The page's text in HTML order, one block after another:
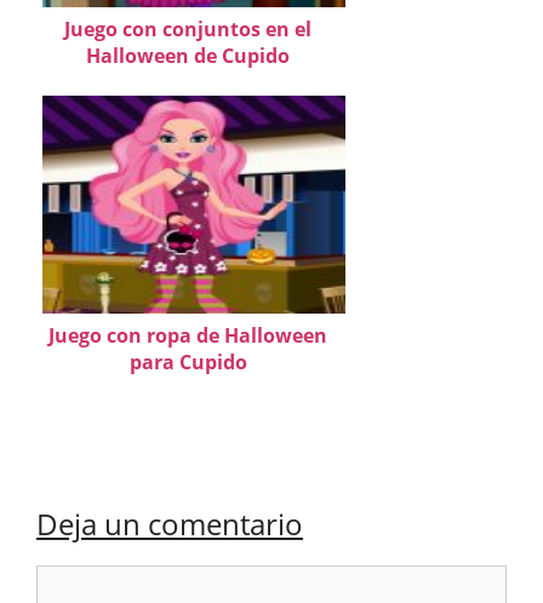
Juego con conjuntos en el
Halloween de Cupido
Juego con ropa de Halloween
para Cupido
Deja un comentario